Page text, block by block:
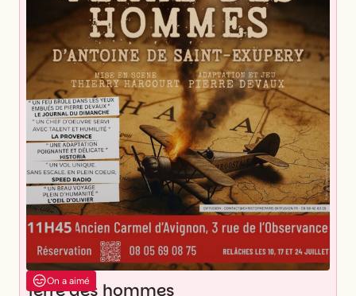
On a aimé
Terre des hommes